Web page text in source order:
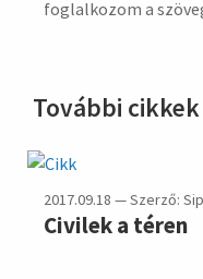
foglalkozom a
További cikkek
2017.09.18 — Szerző:
Civilek a téren